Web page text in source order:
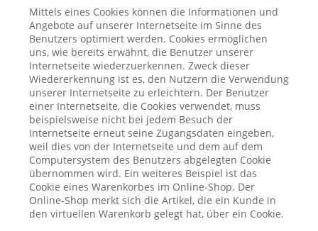
Mittels eines Cookies können die Informationen und
Angebote auf unserer Internetseite im Sinne des
Benutzers optimiert werden. Cookies ermöglichen
uns, wie bereits erwähnt, die Benutzer unserer
Internetseite wiederzuerkennen. Zweck dieser
Wiedererkennung ist es, den Nutzern die Verwendung
unserer Internetseite zu erleichtern. Der Benutzer
einer Internetseite, die Cookies verwendet, muss
beispielsweise nicht bei jedem Besuch der
Internetseite erneut seine Zugangsdaten eingeben,
weil dies von der Internetseite und dem auf dem
Computersystem des Benutzers abgelegten Cookie
übernommen wird. Ein weiteres Beispiel ist das
Cookie eines Warenkorbes im Online-Shop. Der
Online-Shop merkt sich die Artikel, die ein Kunde in
den virtuellen Warenkorb gelegt hat, über ein Cookie.